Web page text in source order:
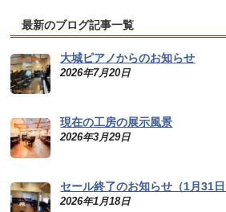
最新のブログ記事一覧
大城ピアノからのお知らせ
2026年7月20日
現在の工房の展示風景
2026年3月29日
セール終了のお知らせ（1月31日
2026年1月18日